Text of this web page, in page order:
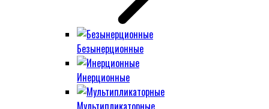
Безынерционные
Инерционные
Мультипликаторные